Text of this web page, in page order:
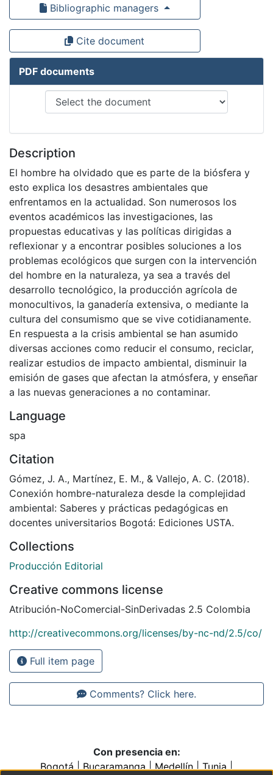
Bibliographic managers
Cite document
PDF documents
Description
El hombre ha olvidado que es parte de la biósfera y
esto explica los desastres ambientales que
enfrentamos en la actualidad. Son numerosos los
eventos académicos las investigaciones, las
propuestas educativas y las políticas dirigidas a
reflexionar y a encontrar posibles soluciones a los
problemas ecológicos que surgen con la intervención
del hombre en la naturaleza, ya sea a través del
desarrollo tecnológico, la producción agrícola de
monocultivos, la ganadería extensiva, o mediante la
cultura del consumismo que se vive cotidianamente.
En respuesta a la crisis ambiental se han asumido
diversas acciones como reducir el consumo, reciclar,
realizar estudios de impacto ambiental, disminuir la
emisión de gases que afectan la atmósfera, y enseñar
a las nuevas generaciones a no contaminar.
Language
spa
Citation
Gómez, J. A., Martínez, E. M., & Vallejo, A. C. (2018).
Conexión hombre-naturaleza desde la complejidad
ambiental: Saberes y prácticas pedagógicas en
docentes universitarios Bogotá: Ediciones USTA.
Collections
Producción Editorial
Creative commons license
Atribución-NoComercial-SinDerivadas 2.5 Colombia
http://creativecommons.org/licenses/by-nc-nd/2.5/co/
Full item page
Comments? Click here.
Con presencia en:
Bogotá|Bucaramanga|Medellín|Tunja|